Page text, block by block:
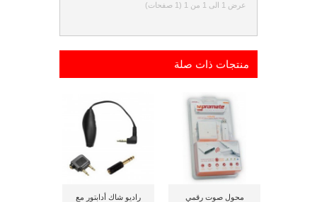
عرض 1 الى 1 من 1 (1 صفحات)
منتجات ذات صلة
محول صوت رقمي
راديو شاك أدابتور مع